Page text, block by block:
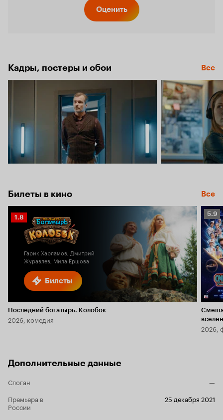
7.1
Оценить
Кадры, постеры и обои Все
Билеты в кино Все
Билеты
Рейтинг
Кинопоиска
1.8
Гарик Харламов, Дмитрий
Журавлев, Мила Ершова
Последний богатырь. Колобок
2026, комедия
5.9
5.9
2026,
Дополнительные данные
Слоган
—
Премьера в
России
25 декабря 2021